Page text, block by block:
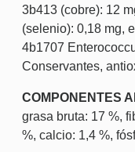
3b413 (cobre): 12
(selenio): 0,18 mg,
4b1707
Conservantes,
COMPONENTES
grasa bruta: 17 %,
%, calcio: 1,4 %,